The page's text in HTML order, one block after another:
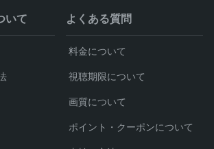
いて よくある質問
料金について
視聴期限について
画質について
ポイント・クーポンについて